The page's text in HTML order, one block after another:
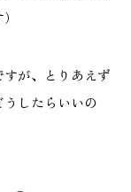
が、とりあえず
したらいいの